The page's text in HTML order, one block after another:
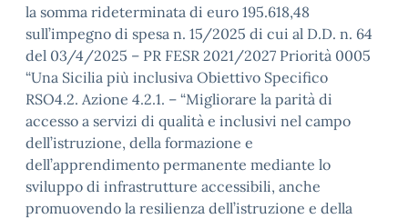
la somma rideterminata di euro 195.618,48
sull’impegno di spesa n. 15/2025 di cui al D.D. n. 64
del 03/4/2025 – PR FESR 2021/2027 Priorità 0005
“Una Sicilia più inclusiva Obiettivo Specifico
RSO4.2. Azione 4.2.1. – “Migliorare la parità di
accesso a servizi di qualità e inclusivi nel campo
dell’istruzione, della formazione e
dell’apprendimento permanente mediante lo
sviluppo di infrastrutture accessibili, anche
promuovendo la resilienza dell’istruzione e della